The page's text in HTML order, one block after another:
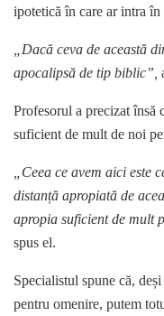
ipotetică în care ar intra
„Dacă ceva de această
apocalipsă de tip biblic”,
Profesorul a precizat însă
suficient de mult de noi
„Ceea ce avem aici este
distanță apropiată de
apropia suficient de mult
spus el.
Specialistul spune că,
pentru omenire, putem